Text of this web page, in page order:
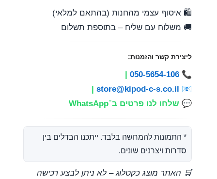
🛍️ איסוף עצמי מהחנות (בהתאם למלאי)
🚚 משלוח עם שליח – בתוספת תשלום
ליצירת קשר והזמנות:
📞
050-5654-106
|
📧
store@kipod-c-s.co.il
|
💬 שלחו לנו פרטים ב־WhatsApp
* התמונות להמחשה בלבד. ייתכנו הבדלים בין
סדרות ויצרנים שונים.
🛒 האתר מוצג כקטלוג – לא ניתן לבצע רכישה